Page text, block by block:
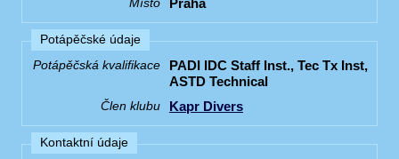
Místo
Potápěčské údaje
Potápěčská kvalifikace
PADI IDC Staff Inst., Tec Tx Inst,
ASTD Technical
Člen klubu Kapr Divers
Kontaktní údaje